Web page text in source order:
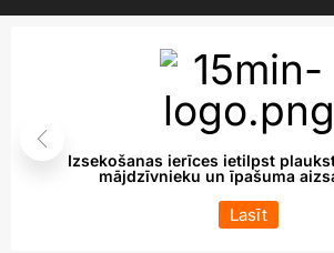
Izsekošanas ierīces ietilpst
mājdzīvnieku un īpašuma
Lasīt